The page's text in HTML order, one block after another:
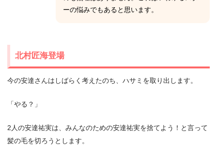
ーの悩みでもあると思います。
北村匠海登場
今の安達さんはしばらく考えたのち、ハサミを取り出します。
「やる？」
2人の安達祐実は、みんなのための安達祐実を捨てよう！と言って
髪の毛を切ろうとします。